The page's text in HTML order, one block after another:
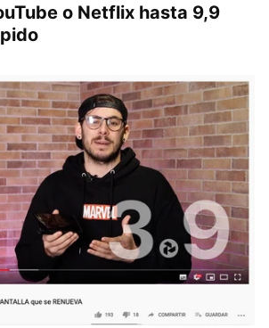
o Netflix hasta 9,9